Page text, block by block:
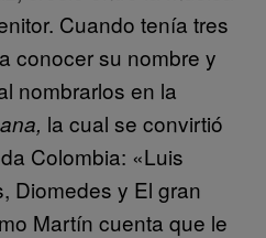
Cuando tenía tres
conocer su nombre y
nombrarlos en la
la cual se convirtió
Colombia: «Luis
Diomedes y El gran
Martín cuenta que le